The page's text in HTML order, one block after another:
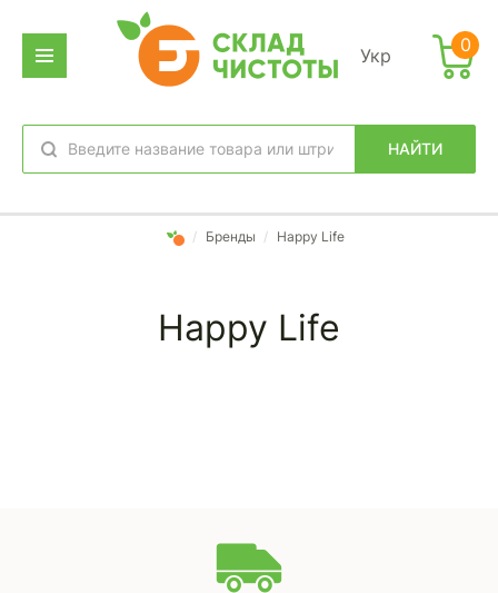
Укр
НАЙТИ
избранное вход
0
/ Бренды / Happy Life
Happy Life